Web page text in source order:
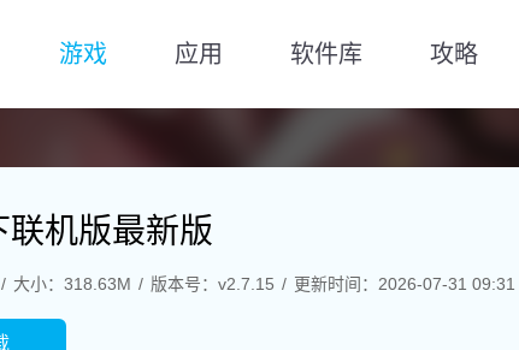
游戏 应用 软件库 攻略
联机版最新版
大小：318.63M 版本号：v2.7.15 更新时间：2026-07-31 09:31